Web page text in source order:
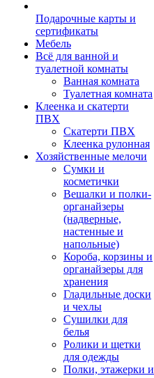
Подарочные карты и
сертификаты
Мебель
Всё для ванной и
туалетной комнаты
Ванная комната
Туалетная комната
Клеенка и скатерти
ПВХ
Скатерти ПВХ
Клеенка рулонная
Хозяйственные мелочи
Сумки и
косметички
Вешалки и полки-
органайзеры
(надверные,
настенные и
напольные)
Короба, корзины и
органайзеры для
хранения
Гладильные доски
и чехлы
Сушилки для
белья
Ролики и щетки
для одежды
Полки, этажерки и